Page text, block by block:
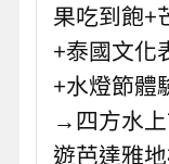
果吃到飽+
+泰國文化
+水燈節體
→四方水
遊芭達雅